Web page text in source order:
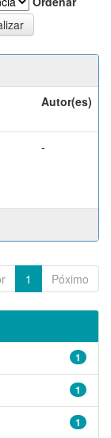
Autor(es)
-
1 Póximo
1
1
1